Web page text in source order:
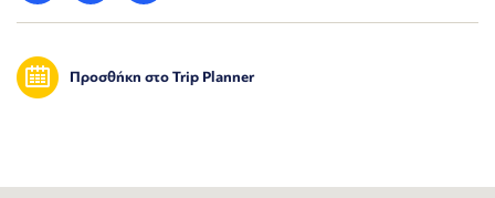
Προσθήκη στο Trip Planner